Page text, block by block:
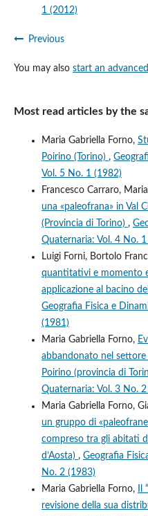
1 (2012)
Previous
You may also start an
Most read articles by the
Maria Gabriella Forno,
Poirino (Torino) ,
Vol. 5 No. 1 (1982)
Francesco Carraro,
una «paleofrana» in Val
(Provincia di Torino) ,
Quaternaria: Vol. 4 No.
Luigi Forni, Bortolo
quantitativi e momento
applicazione al bacino
Geografia Fisica e
(1981)
Maria Gabriella Forno,
abbandonato nel
Poirino (provincia di
Quaternaria: Vol. 3 No.
Maria Gabriella Forno,
un gruppo di
compreso tra gli abitati
d’Aosta) , Geografia
No. 2 (1983)
Maria Gabriella Forno,
revisione della sua